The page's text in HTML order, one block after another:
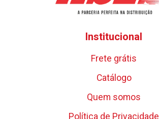
Institucional
Frete grátis
Catálogo
Quem somos
Política de Privacidade